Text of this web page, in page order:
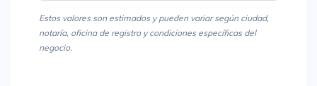
Estos valores son estimados y pueden variar según ciudad,
notaría, oficina de registro y condiciones específicas del
negocio.